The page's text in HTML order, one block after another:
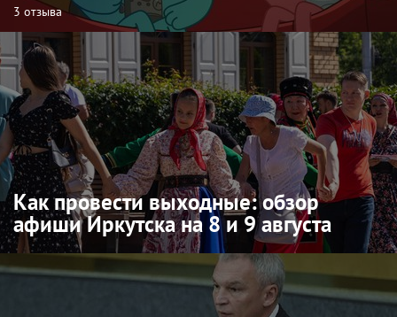
3 отзыва
Как провести выходные: обзор
афиши Иркутска на 8 и 9 августа